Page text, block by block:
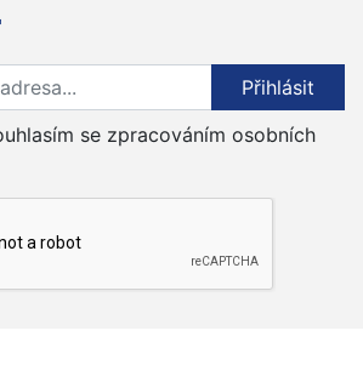
novinek
Přihlásit
se zpracováním osobních